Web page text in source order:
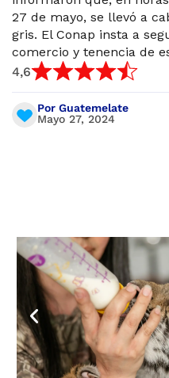
27 de mayo, se llevó a
gris. El Conap insta a
comercio y tenencia de
4,6
Por Guatemelate
Mayo 27, 2024